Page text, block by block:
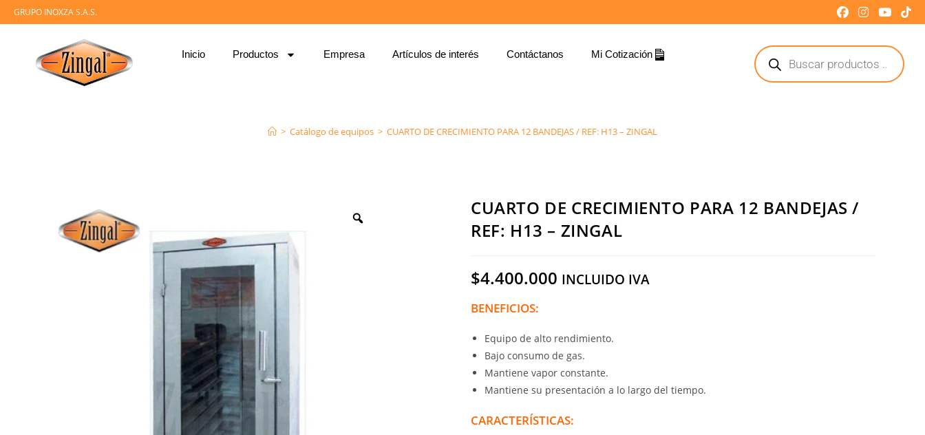
GRUPO INOXZA S.A.S.
Inicio Productos Empresa Artículos de interés Contáctanos Mi Cotización
> Catálogo de equipos > CUARTO DE CRECIMIENTO PARA 12 BANDEJAS / REF: H13 – ZINGAL
CUARTO DE CRECIMIENTO PARA 12 BANDEJAS /
REF: H13 – ZINGAL
$4.400.000 INCLUIDO IVA
BENEFICIOS:
Equipo de alto rendimiento.
Bajo consumo de gas.
Mantiene vapor constante.
Mantiene su presentación a lo largo del tiempo.
CARACTERÍSTICAS: